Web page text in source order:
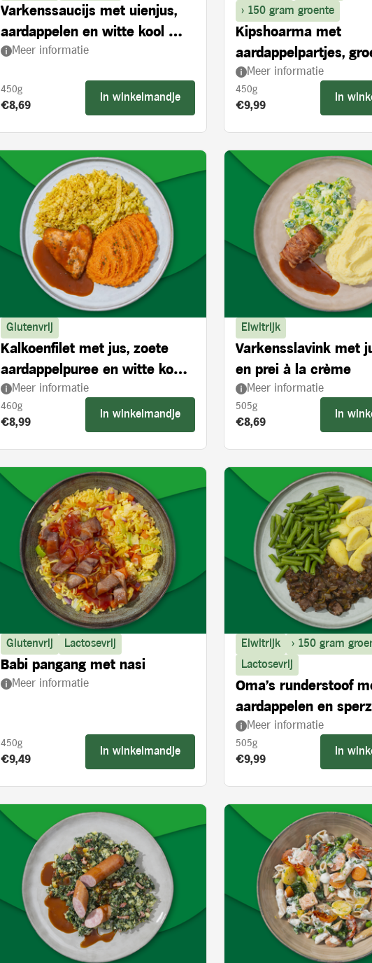
Varkenssaucijs met uienjus,
aardappelen en witte kool met
kerrie en appelstukjes
Meer informatie
450g
Product prijs:
€8,69
In winkelmandje
> 150 gram groente
Kipshoarma met
aardappelpartjes,
en knoflooksaus
Meer informatie
450g
Product prijs:
€9,99
In
Glutenvrij
Kalkoenfilet met jus, zoete
aardappelpuree en witte kool
met kerrie en appelstukjes
Meer informatie
460g
Product prijs:
€8,99
In winkelmandje
Eiwitrijk
Varkensslavink met
en prei à la crème
Meer informatie
505g
Product prijs:
€8,69
In
Glutenvrij Lactosevrij
Babi pangang met nasi
Meer informatie
450g
Product prijs:
€9,49
In winkelmandje
Eiwitrijk
> 150 gram
Lactosevrij
Oma's runderstoof
aardappelen en
Meer informatie
505g
Product prijs:
€9,99
In